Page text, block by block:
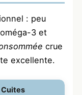
: peu
3 et
crue
excellente.
Cuites